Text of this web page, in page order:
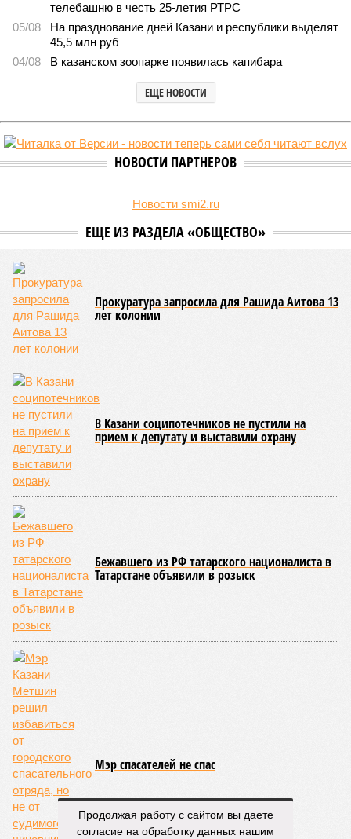
телебашню в честь 25-летия РТРС
05/08
На празднование дней Казани и республики выделят
45,5 млн руб
04/08
В казанском зоопарке появилась капибара
ЕЩЕ НОВОСТИ
НОВОСТИ ПАРТНЕРОВ
Новости smi2.ru
ЕЩЕ ИЗ РАЗДЕЛА «ОБЩЕСТВО»
Прокуратура запросила для Рашида Аитова 13
лет колонии
В Казани соципотечников не пустили на
прием к депутату и выставили охрану
Бежавшего из РФ татарского националиста в
Татарстане объявили в розыск
Мэр спасателей не спас
Продолжая работу с сайтом вы даете
согласие на обработку данных нашим